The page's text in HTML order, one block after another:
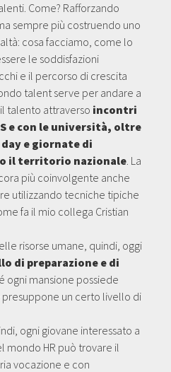
Come? Rafforzando
sempre più costruendo uno
cosa facciamo, come lo
le soddisfazioni
e il percorso di crescita
talent serve per andare a
talento attraverso incontri
e con le università, oltre
e giornate di
il territorio nazionale. La
più coinvolgente anche
utilizzando tecniche tipiche
fa il mio collega Cristian
risorse umane, quindi, oggi
di preparazione e di
ogni mansione possiede
un certo livello di
ogni giovane interessato a
mondo HR può trovare il
vocazione e con